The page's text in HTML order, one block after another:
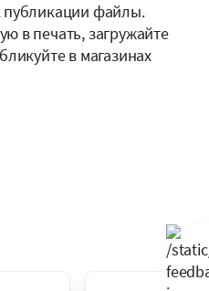
публикации файлы.
в печать, загружайте
в магазинах